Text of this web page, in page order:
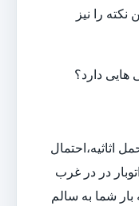
را نیز
هایی دارد؟
اثاثیه،احتمال
در در غرب
بار شما به سالم